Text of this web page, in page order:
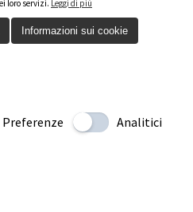
dello Sport presso
loro servizi. Leggi di più
Informazioni sui cookie
Preferenze Analitici